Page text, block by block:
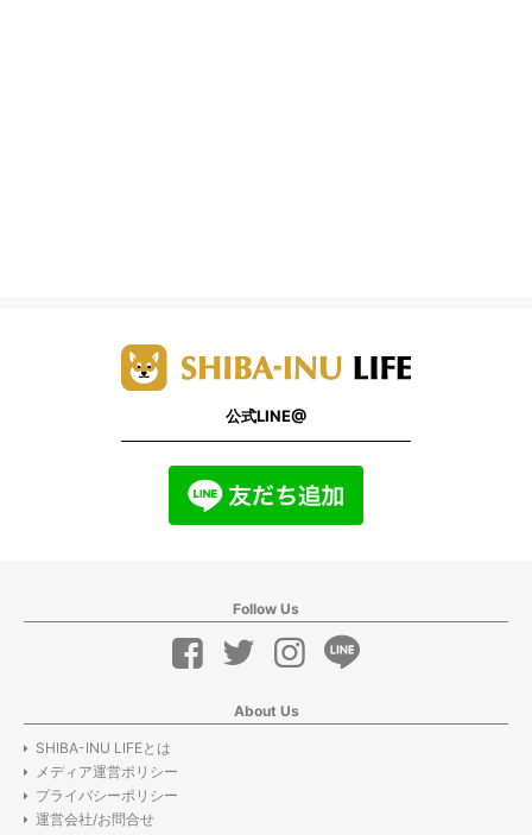
公式LINE@
Follow Us
About Us
SHIBA-INU LIFEとは
メディア運営ポリシー
プライバシーポリシー
運営会社/お問合せ